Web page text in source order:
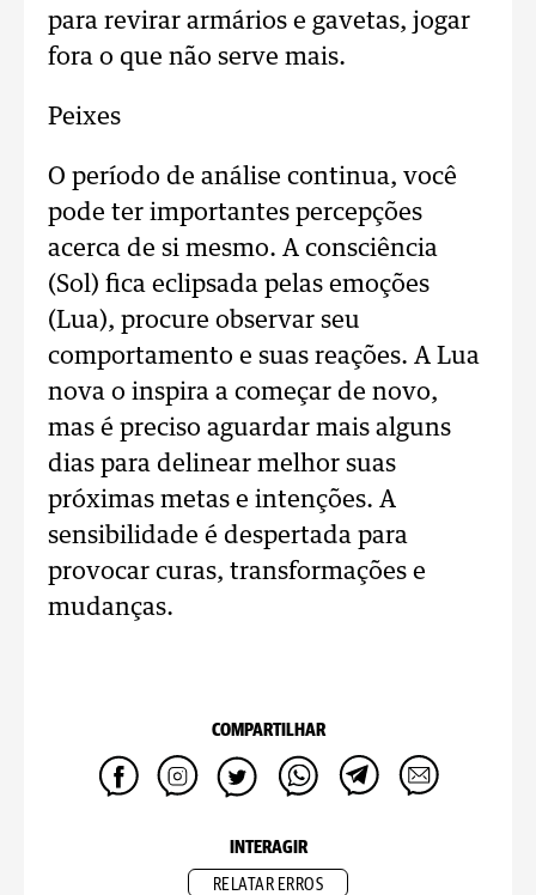
para revirar armários e gavetas, jogar
fora o que não serve mais.
Peixes
O período de análise continua, você
pode ter importantes percepções
acerca de si mesmo. A consciência
(Sol) fica eclipsada pelas emoções
(Lua), procure observar seu
comportamento e suas reações. A Lua
nova o inspira a começar de novo,
mas é preciso aguardar mais alguns
dias para delinear melhor suas
próximas metas e intenções. A
sensibilidade é despertada para
provocar curas, transformações e
mudanças.
COMPARTILHAR
INTERAGIR
RELATAR ERROS